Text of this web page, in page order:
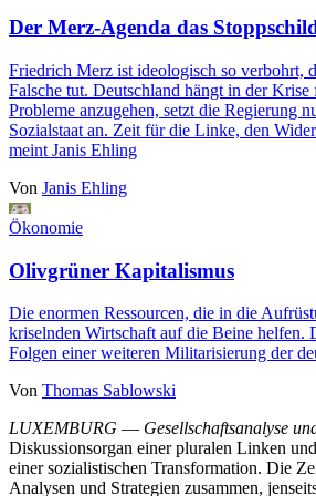
Der Merz-Agenda das
Friedrich Merz ist ideologisch so verbohrt,
Falsche tut. Deutschland hängt in der Krise
Probleme anzugehen, setzt die Regierung
Sozialstaat an. Zeit für die Linke, den
meint Janis Ehling
Von Janis Ehling
Ökonomie
Olivgrüner Kapitalismus
Die enormen Ressourcen, die in die
kriselnden Wirtschaft auf die Beine helfen.
Folgen einer weiteren Militarisierung der
Von Thomas Sablowski
LUXEMBURG — Gesellschaftsanalyse
Diskussionsorgan einer pluralen Linken
einer sozialistischen Transformation. Die
Analysen und Strategien zusammen,